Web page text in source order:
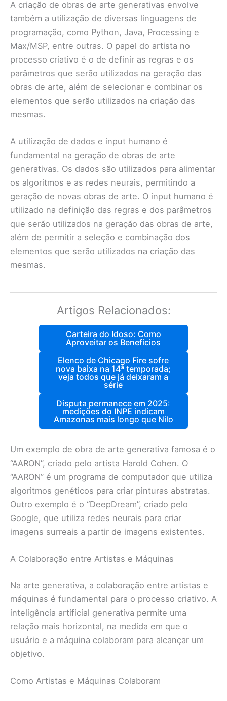
A criação de obras de arte generativas envolve
também a utilização de diversas linguagens de
programação, como Python, Java, Processing e
Max/MSP, entre outras. O papel do artista no
processo criativo é o de definir as regras e os
parâmetros que serão utilizados na geração das
obras de arte, além de selecionar e combinar os
elementos que serão utilizados na criação das
mesmas.
A utilização de dados e input humano é
fundamental na geração de obras de arte
generativas. Os dados são utilizados para alimentar
os algoritmos e as redes neurais, permitindo a
geração de novas obras de arte. O input humano é
utilizado na definição das regras e dos parâmetros
que serão utilizados na geração das obras de arte,
além de permitir a seleção e combinação dos
elementos que serão utilizados na criação das
mesmas.
Artigos Relacionados:
Carteira do Idoso: Como
Aproveitar os Benefícios
Elenco de Chicago Fire sofre
nova baixa na 14ª temporada;
veja todos que já deixaram a
série
Disputa permanece em 2025:
medições do INPE indicam
Amazonas mais longo que Nilo
Um exemplo de obra de arte generativa famosa é o
“AARON”, criado pelo artista Harold Cohen. O
“AARON” é um programa de computador que utiliza
algoritmos genéticos para criar pinturas abstratas.
Outro exemplo é o “DeepDream”, criado pelo
Google, que utiliza redes neurais para criar
imagens surreais a partir de imagens existentes.
A Colaboração entre Artistas e Máquinas
Na arte generativa, a colaboração entre artistas e
máquinas é fundamental para o processo criativo. A
inteligência artificial generativa permite uma
relação mais horizontal, na medida em que o
usuário e a máquina colaboram para alcançar um
objetivo.
Como Artistas e Máquinas Colaboram